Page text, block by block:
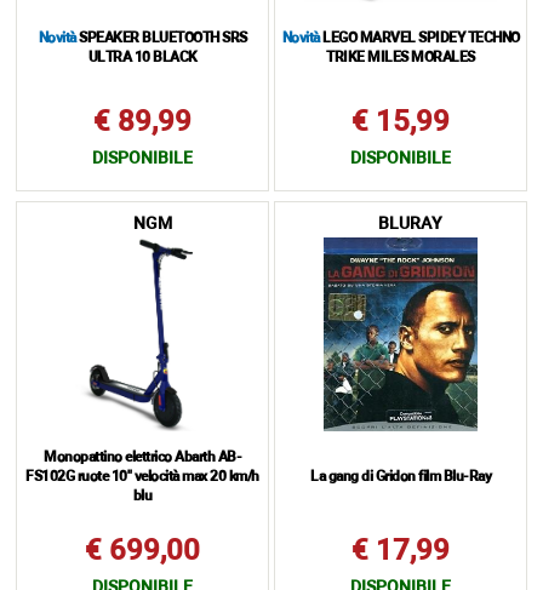
Novità SPEAKER BLUETOOTH SRS
ULTRA 10 BLACK
€ 89,99
DISPONIBILE
Novità LEGO MARVEL SPIDEY TECHNO
TRIKE MILES MORALES
€ 15,99
DISPONIBILE
NGM
Monopattino elettrico Abarth AB-
FS102G ruote 10" velocità max 20 km/h
blu
€ 699,00
BLURAY
La gang di Gridon film Blu-Ray
€ 17,99